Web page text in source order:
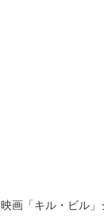
映画「キル・ビル